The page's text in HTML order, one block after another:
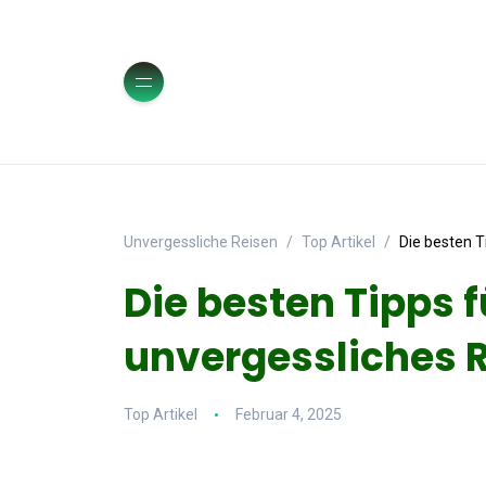
Unvergessliche Reisen Top Artikel Die besten
Die besten Tipps
unvergessliches
Top Artikel Februar 4, 2025